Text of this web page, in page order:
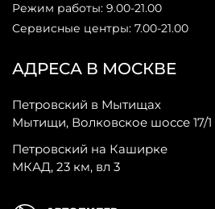
АДРЕСА В МОСКВЕ
Петровский в Мытищах
Мытищи, Волковское шоссе 17/1
Петровский на Каширке
МКАД, 23 км, вл 3
Режим работы: 9.00-21.00
Сервисные центры: 7.00-21.00